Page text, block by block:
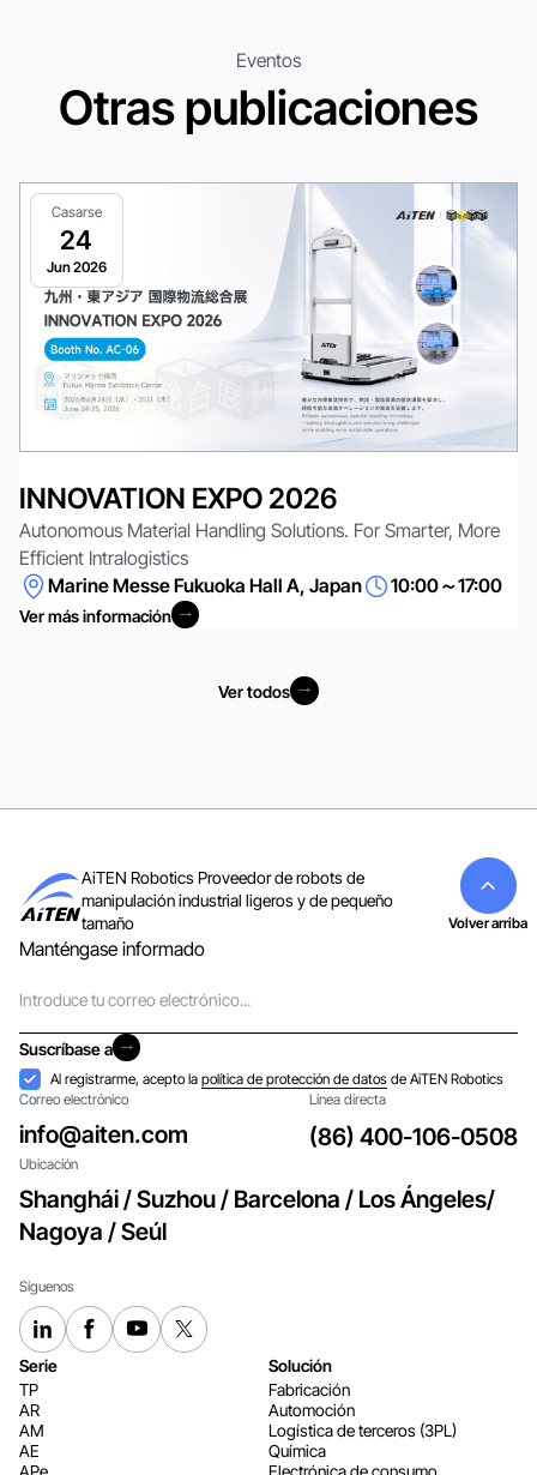
Eventos
Otras publicaciones
Casarse
24
Jun 2026
INNOVATION EXPO 2026
Autonomous Material Handling Solutions. For Smarter, More
Efficient Intralogistics
Marine Messe Fukuoka Hall A, Japan
10:00～17:00
Ver más información
Ver todos
AiTEN Robotics Proveedor de robots de
manipulación industrial ligeros y de pequeño
tamaño
Manténgase informado
electrónico
Suscríbase a
Suscríbase a
Aceptación
Al registrarme, acepto lapolítica de protección de datos de AiTEN Robotics
Correo electrónico
info@aiten.com
Línea directa
(86) 400-106-0508
Ubicación
Shanghái / Suzhou / Barcelona / Los Ángeles/
Nagoya / Seúl
Síguenos
Serie
TP
AR
AM
AE
Solución
Fabricación
Automoción
Logística de terceros (3PL)
Química
Volver arriba